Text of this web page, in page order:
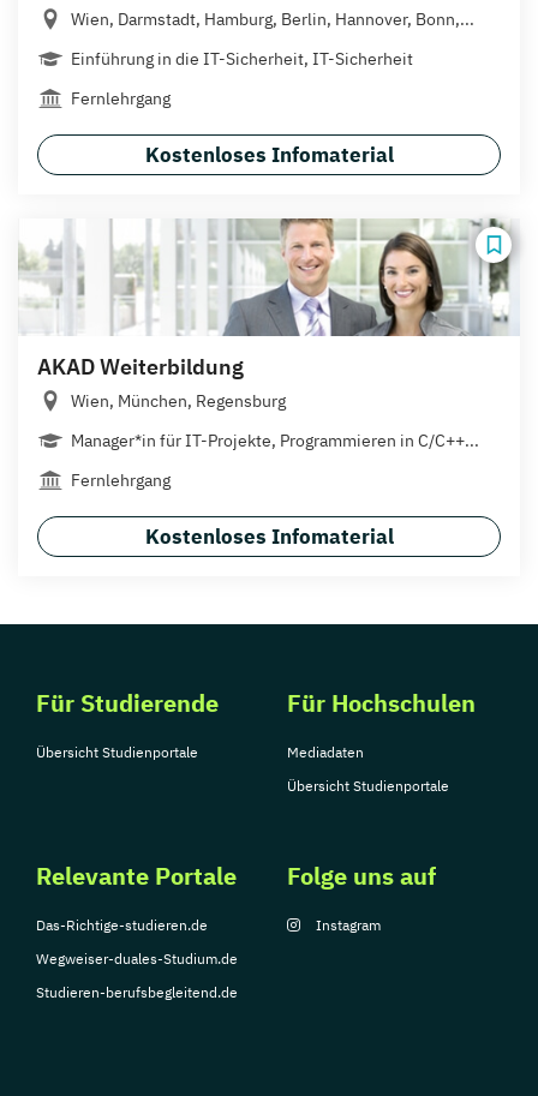
Wien, Darmstadt, Hamburg, Berlin, Hannover, Bonn,...
Einführung in die IT-Sicherheit, IT-Sicherheit
Fernlehrgang
Kostenloses Infomaterial
AKAD Weiterbildung
Wien, München, Regensburg
Manager*in für IT-Projekte, Programmieren in C/C++...
Fernlehrgang
Kostenloses Infomaterial
Für Studierende
Übersicht Studienportale
Für Hochschulen
Mediadaten
Übersicht Studienportale
Relevante Portale
Das-Richtige-studieren.de
Wegweiser-duales-Studium.de
Studieren-berufsbegleitend.de
Folge uns auf
Instagram